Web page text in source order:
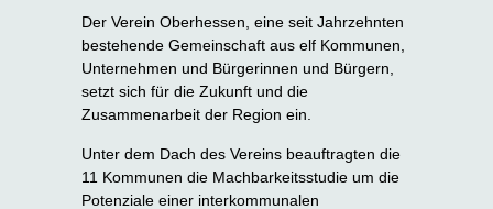
Der Verein Oberhessen, eine seit Jahrzehnten
bestehende Gemeinschaft aus elf Kommunen,
Unternehmen und Bürgerinnen und Bürgern,
setzt sich für die Zukunft und die
Zusammenarbeit der Region ein.
Unter dem Dach des Vereins beauftragten die
11 Kommunen die Machbarkeitsstudie um die
Potenziale einer interkommunalen
Die Vulkanregion Vogelsberg ist mit rund
2.500 km² der größte zusammenhängende
Vulkankomplex Mitteleuropas. Vor 15–18
Millionen Jahren prägten aktive Vulkane mit
Lavafontänen, Aschewolken und Schlote das
Landschaftsbild. Nach dieser Phase formten
Grünes Oberhessen - Natur
Das „grüne Oberhessen" ist eine vielfältige
Naturlandschaft mit sanften Hügeln, Wäldern
und Tälern. Typisch sind Heckenstrukturen
Blaues Oberhessen -
Wasser